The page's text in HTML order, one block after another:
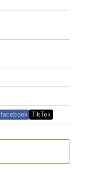
facebook TikTok